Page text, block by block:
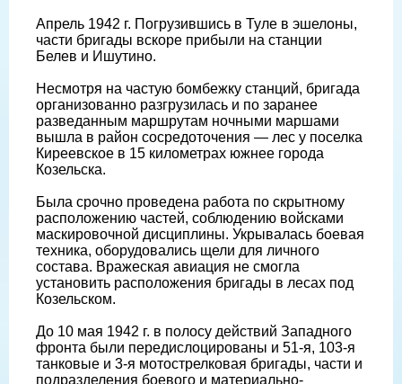
Апрель 1942 г. Погрузившись в Туле в эшелоны,
части бригады вскоре прибыли на станции
Белев и Ишутино.
Несмотря на частую бомбежку станций, бригада
организованно разгрузилась и по заранее
разведанным маршрутам ночными маршами
вышла в район сосредоточения — лес у поселка
Киреевское в 15 километрах южнее города
Козельска.
Была срочно проведена работа по скрытному
расположению частей, соблюдению войсками
маскировочной дисциплины. Укрывалась боевая
техника, оборудовались щели для личного
состава. Вражеская авиация не смогла
установить расположения бригады в лесах под
Козельском.
До 10 мая 1942 г. в полосу действий Западного
фронта были передислоцированы и 51-я, 103-я
танковые и 3-я мотострелковая бригады, части и
подразделения боевого и материально-